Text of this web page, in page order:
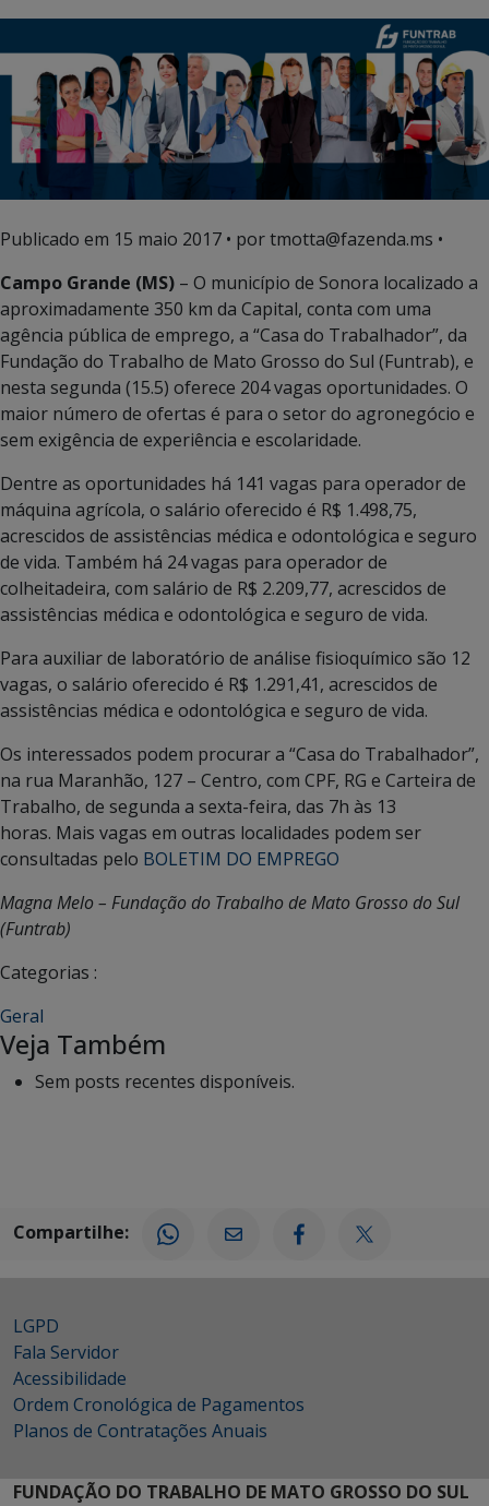
Publicado em 15 maio 2017 • por tmotta@fazenda.ms •
Campo Grande (MS) – O município de Sonora localizado a
aproximadamente 350 km da Capital, conta com uma
agência pública de emprego, a “Casa do Trabalhador”, da
Fundação do Trabalho de Mato Grosso do Sul (Funtrab), e
nesta segunda (15.5) oferece 204 vagas oportunidades. O
maior número de ofertas é para o setor do agronegócio e
sem exigência de experiência e escolaridade.
Dentre as oportunidades há 141 vagas para operador de
máquina agrícola, o salário oferecido é R$ 1.498,75,
acrescidos de assistências médica e odontológica e seguro
de vida. Também há 24 vagas para operador de
colheitadeira, com salário de R$ 2.209,77, acrescidos de
assistências médica e odontológica e seguro de vida.
Para auxiliar de laboratório de análise fisioquímico são 12
vagas, o salário oferecido é R$ 1.291,41, acrescidos de
assistências médica e odontológica e seguro de vida.
Os interessados podem procurar a “Casa do Trabalhador”,
na rua Maranhão, 127 – Centro, com CPF, RG e Carteira de
Trabalho, de segunda a sexta-feira, das 7h às 13
horas. Mais vagas em outras localidades podem ser
consultadas pelo BOLETIM DO EMPREGO
Magna Melo – Fundação do Trabalho de Mato Grosso do Sul
(Funtrab)
Categorias :
Geral
Veja Também
Sem posts recentes disponíveis.
Compartilhe:
LGPD
Fala Servidor
Acessibilidade
Ordem Cronológica de Pagamentos
Planos de Contratações Anuais
FUNDAÇÃO DO TRABALHO DE MATO GROSSO DO SUL